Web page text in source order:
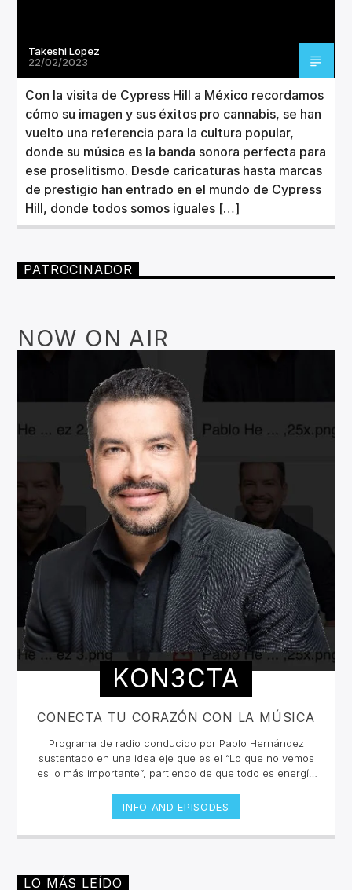
Takeshi Lopez
22/02/2023
Con la visita de Cypress Hill a México recordamos
cómo su imagen y sus éxitos pro cannabis, se han
vuelto una referencia para la cultura popular,
donde su música es la banda sonora perfecta para
ese proselitismo. Desde caricaturas hasta marcas
de prestigio han entrado en el mundo de Cypress
Hill, donde todos somos iguales […]
PATROCINADOR
NOW ON AIR
KON3CTA
CONECTA TU CORAZÓN CON LA MÚSICA
Programa de radio conducido por Pablo Hernández
sustentado en una idea eje que es el “Lo que no vemos
es lo más importante”, partiendo de que todo es energía
días nos empuja y motiva a solo ver lo material, dejando
a un lado lo que sentimos y lo que realmente somos,
donde es importante conectarnos de nuevo con nuestro
que mejor acompañándolo de melodías que nos inviten a
INFO AND EPISODES
LO MÁS LEÍDO